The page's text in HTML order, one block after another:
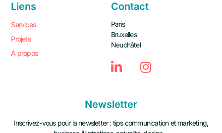
Liens
Services
Projets
À propos
Contact
Paris
Bruxelles
Neuchâtel
Newsletter
Inscrivez-vous pour la newsletter : tips communication et marketing,